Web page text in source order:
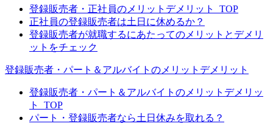
登録販売者・正社員のメリットデメリット_TOP
正社員の登録販売者は土日に休めるか？
登録販売者が就職するにあたってのメリットとデメリ
ットをチェック
登録販売者・パート＆アルバイトのメリットデメリット
登録販売者・パート＆アルバイトのメリットデメリッ
ト_TOP
パート・登録販売者なら土日休みを取れる？